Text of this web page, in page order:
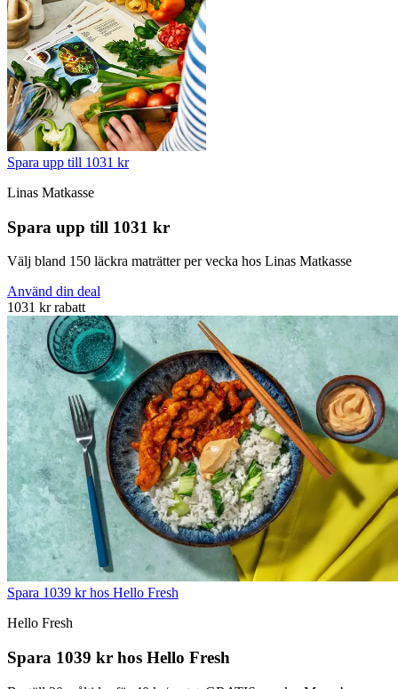
Spara upp till 1031 kr
Linas Matkasse
Spara upp till 1031 kr
Välj bland 150 läckra maträtter per vecka hos Linas Matkasse
Använd din deal
1031 kr rabatt
Spara 1039 kr hos Hello Fresh
Hello Fresh
Spara 1039 kr hos Hello Fresh